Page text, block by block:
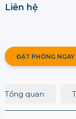
Liên hệ
ĐẶT PHÒNG NGAY
Tổng quan